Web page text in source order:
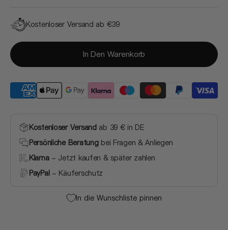
Kostenloser Versand ab €39
In Den Warenkorb
Kostenloser Versandab 39 € in DE
Persönliche Beratungbei Fragen & Anliegen
Klarna- Jetzt kaufen & später zahlen
PayPal- Käuferschutz
In die Wunschliste pinnen